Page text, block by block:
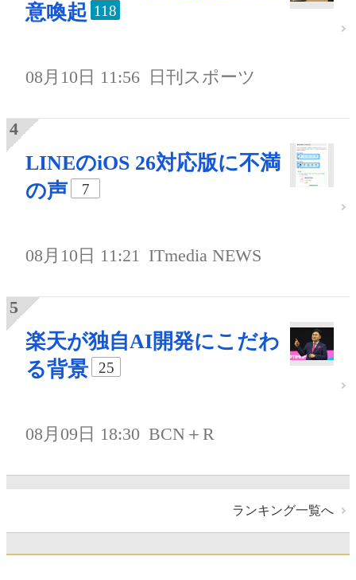
意喚起 118
08月10日 11:56 日刊スポーツ
LINEのiOS 26対応版に不満
の声
7
08月10日 11:21 ITmedia NEWS
楽天が独自AI開発にこだわ
る背景
25
08月09日 18:30 BCN＋R
ランキング一覧へ